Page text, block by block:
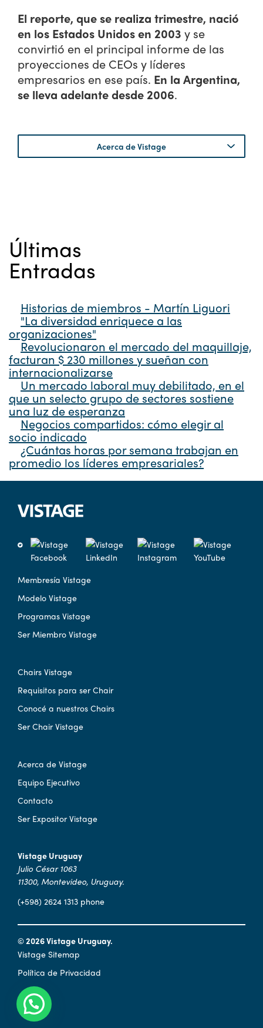
El reporte, que se realiza trimestre, nació
en los Estados Unidos en 2003 y se
convirtió en el principal informe de las
proyecciones de CEOs y líderes
empresarios en ese país. En la Argentina,
se lleva adelante desde 2006.
Acerca de Vistage
Últimas
Entradas
Historias de miembros - Martín Liguori
"La diversidad enriquece a las
organizaciones"
Revolucionaron el mercado del maquillaje,
facturan $ 230 millones y sueñan con
internacionalizarse
Un mercado laboral muy debilitado, en el
que un selecto grupo de sectores sostiene
una luz de esperanza
Negocios compartidos: cómo elegir al
socio indicado
¿Cuántas horas por semana trabajan en
promedio los líderes empresariales?
Membresía Vistage
Modelo Vistage
Programas Vistage
Ser Miembro Vistage
Chairs Vistage
Requisitos para ser Chair
Conocé a nuestros Chairs
Ser Chair Vistage
Acerca de Vistage
Equipo Ejecutivo
Contacto
Ser Expositor Vistage
Vistage Uruguay
Julio César 1063
11300, Montevideo, Uruguay.
(+598) 2624 1313 phone
© 2026 Vistage Uruguay.
Vistage Sitemap
Política de Privacidad